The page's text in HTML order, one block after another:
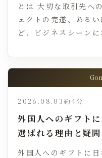
とは 大切な取引先へ
ェクトの完遂、ある
ど、ビジネスシーン
2026.08.03 約4分
外国人へのギフト
選ばれる理由と疑
外国人へのギフトに